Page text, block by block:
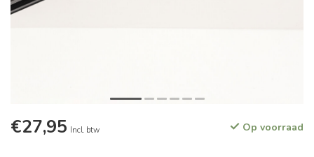
€27,95 Incl. btw Op voorraad